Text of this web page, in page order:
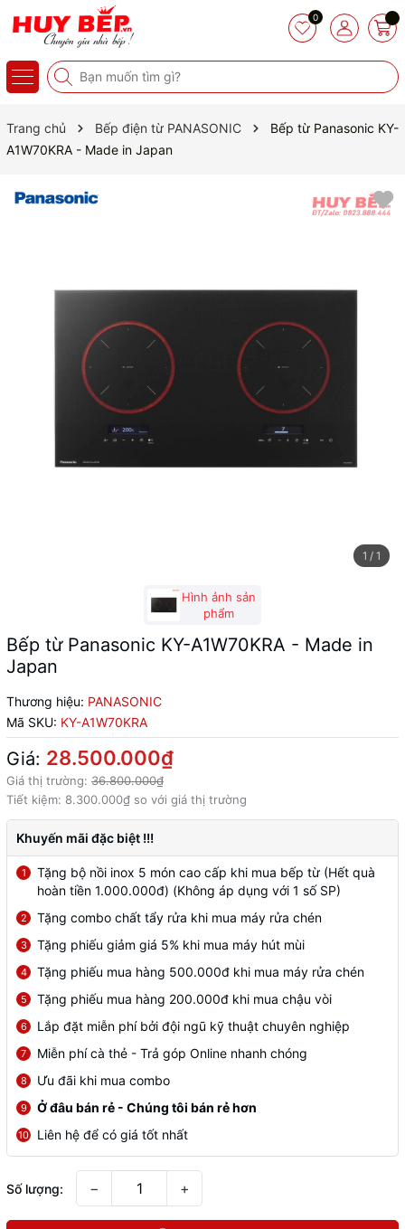
0
Trang chủ Bếp điện từ PANASONIC
Bếp từ Panasonic KY-
A1W70KRA - Made in Japan
1 / 1
Hình ảnh sản
phẩm
Bếp từ Panasonic KY-A1W70KRA - Made in
Japan
Thương hiệu: PANASONIC
Mã SKU: KY-A1W70KRA
Giá: 28.500.000₫
Giá thị trường: 36.800.000₫
Tiết kiệm: 8.300.000₫ so với giá thị trường
Khuyến mãi đặc biệt !!!
1
Tặng bộ nồi inox 5 món cao cấp khi mua bếp từ (Hết quà
hoàn tiền 1.000.000đ) (Không áp dụng với 1 số SP)
2 Tặng combo chất tẩy rửa khi mua máy rửa chén
3 Tặng phiếu giảm giá 5% khi mua máy hút mùi
4 Tặng phiếu mua hàng 500.000đ khi mua máy rửa chén
5 Tặng phiếu mua hàng 200.000đ khi mua chậu vòi
6 Lắp đặt miễn phí bởi đội ngũ kỹ thuật chuyên nghiệp
7 Miễn phí cà thẻ - Trả góp Online nhanh chóng
8 Ưu đãi khi mua combo
9 Ở đâu bán rẻ - Chúng tôi bán rẻ hơn
10 Liên hệ để có giá tốt nhất
Số lượng: − +